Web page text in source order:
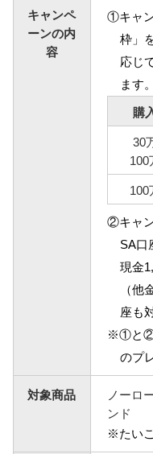
法人
たいこうオフ
サービ
NBセ
サービ
たいこうで
（電子債権をご
サービ
Taiko
サービ
キャンペ
ーンの内
容
①キャ
枠」
応じ
ます。
購
30
100
100
②キャ
SA口
現金
（他
座も
※①と②
のプ
対象商品
ノーロ
ンド
※たい